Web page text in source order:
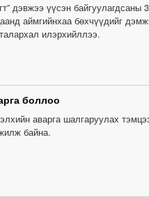
дэвжээ үүсэн
аймгийнхаа бөхчүүдийг
илэрхийллээ.
боллоо
аварга шалгаруулах
байна.